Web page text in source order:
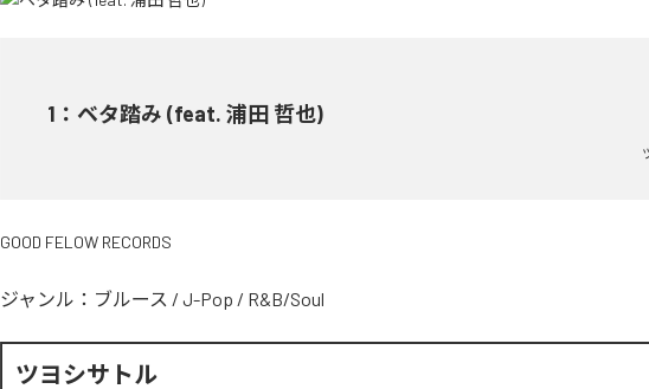
1 ： ベタ踏み (feat. 浦田 哲也)
GOOD FELOW RECORDS
ジャンル： ブルース / J-Pop / R&B/Soul
ツヨシサトル